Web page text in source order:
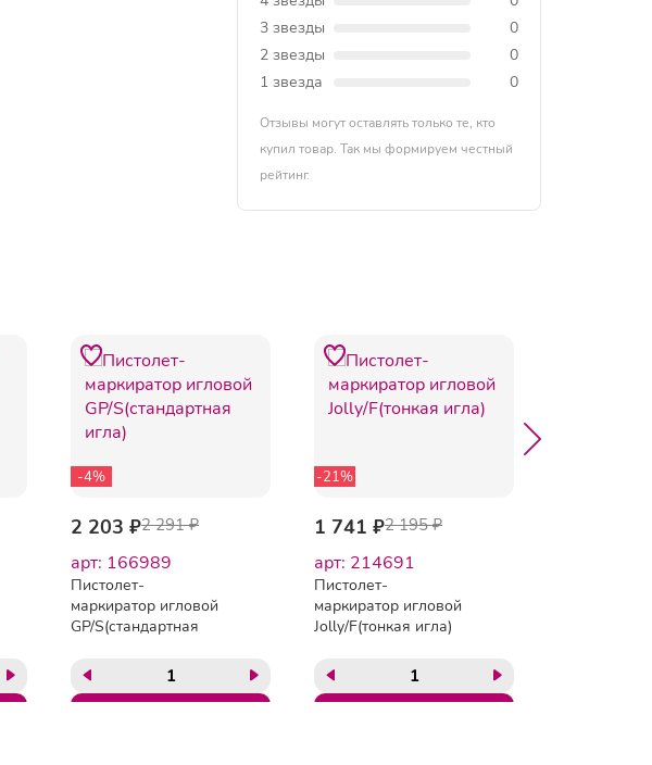
3 звезды
0
2 звезды
0
1 звезда
0
Отзывы могут оставлять только те, кто
купил товар. Так мы формируем честный
рейтинг.
-4%
2 203 ₽2 291 ₽
арт: 166989
Пистолет-
маркиратор игловой
GP/S(стандартная
-21%
1 741 ₽2 195 ₽
арт: 214691
Пистолет-
маркиратор игловой
Jolly/F(тонкая игла)